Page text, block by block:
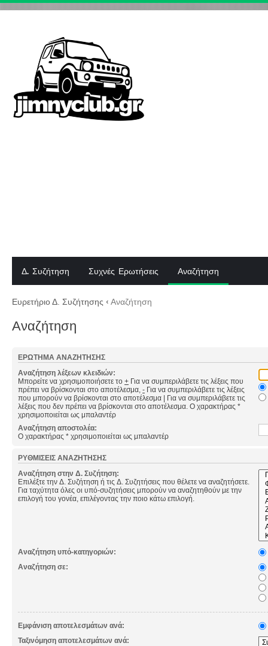
Δ. Συζήτηση Συχνές Ερωτήσεις Αναζήτηση
Ευρετήριο Δ. Συζήτησης ‹ Αναζήτηση
Αναζήτηση
ΕΡΏΤΗΜΑ ΑΝΑΖΉΤΗΣΗΣ
Αναζήτηση λέξεων κλειδιών:
Μπορείτε να χρησιμοποιήσετε το + Για να συμπεριλάβετε τις λέξεις που
πρέπει να βρίσκονται στο αποτέλεσμα, - Για να συμπεριλάβετε τις λέξεις
που μπορούν να βρίσκονται στο αποτέλεσμα | Για να συμπεριλάβετε τις
λέξεις που δεν πρέπει να βρίσκονται στο αποτέλεσμα. Ο χαρακτήρας *
χρησιμοποιείται ως μπαλαντέρ
Αναζήτηση αποστολέα:
Ο χαρακτήρας * χρησιμοποιείται ως μπαλαντέρ
ΡΥΘΜΊΣΕΙΣ ΑΝΑΖΉΤΗΣΗΣ
Αναζήτηση στην Δ. Συζήτηση:
Επιλέξτε την Δ. Συζήτηση ή τις Δ. Συζητήσεις που θέλετε να αναζητήσετε.
Για ταχύτητα όλες οι υπό-συζητήσεις μπορούν να αναζητηθούν με την
επιλογή του γονέα, επιλέγοντας την ποιο κάτω επιλογή.
Αναζήτηση υπό-κατηγοριών:
Αναζήτηση σε:
Εμφάνιση αποτελεσμάτων ανά:
Ταξινόμηση αποτελεσμάτων ανά: